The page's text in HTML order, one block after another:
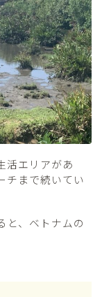
活エリアがあ
チまで続いてい
と、ベトナムの